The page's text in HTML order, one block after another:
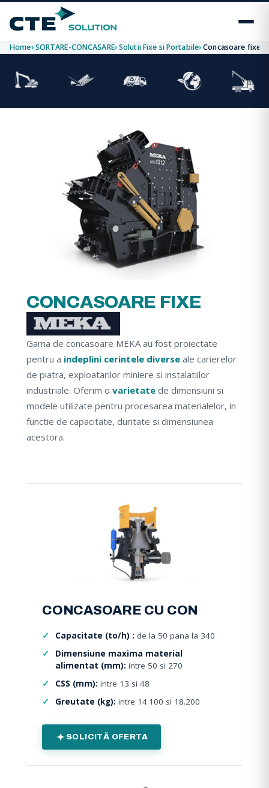
Home SORTARE-CONCASARE Solutii Fixe si Portabile Concasoare fixe
CONCASOARE FIXE
Gama de concasoare MEKA au fost proiectate
pentru a indeplini cerintele diverse ale carierelor
de piatra, exploatarilor miniere si instalatiilor
industriale. Oferim o varietate de dimensiuni si
modele utilizate pentru procesarea materialelor, in
functie de capacitate, duritate si dimensiunea
acestora.
CONCASOARE CU CON
Capacitate (to/h) : de la 50 pana la 340
Dimensiune maxima material
alimentat (mm): intre 50 si 270
CSS (mm): intre 13 si 48
Greutate (kg): intre 14.100 si 18.200
SOLICITĂ OFERTA